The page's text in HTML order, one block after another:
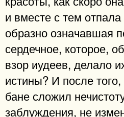
и вместе с тем
образно означавшая
сердечное, которое,
взор иудеев, делало
истины? И после
бане сложил
заблуждения, не